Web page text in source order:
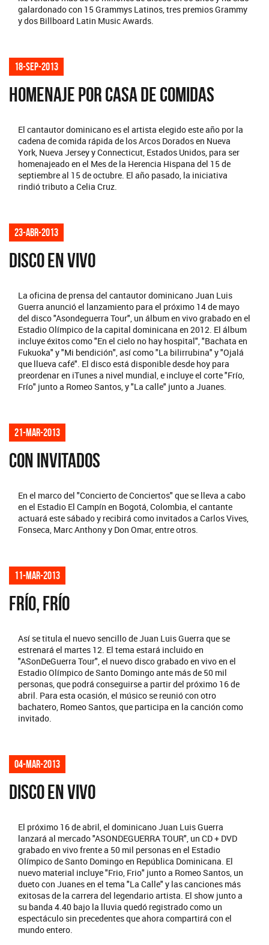
galardonado con 15 Grammys Latinos, tres premios Grammy
y dos Billboard Latin Music Awards.
18-sep-2013
HOMENAJE POR CASA DE COMIDAS
El cantautor dominicano es el artista elegido este año por la
cadena de comida rápida de los Arcos Dorados en Nueva
York, Nueva Jersey y Connecticut, Estados Unidos, para ser
homenajeado en el Mes de la Herencia Hispana del 15 de
septiembre al 15 de octubre. El año pasado, la iniciativa
rindió tributo a Celia Cruz.
23-abr-2013
DISCO EN VIVO
La oficina de prensa del cantautor dominicano Juan Luis
Guerra anunció el lanzamiento para el próximo 14 de mayo
del disco "Asondeguerra Tour", un álbum en vivo grabado en el
Estadio Olímpico de la capital dominicana en 2012. El álbum
incluye éxitos como "En el cielo no hay hospital", "Bachata en
Fukuoka" y "Mi bendición", así como "La bilirrubina" y "Ojalá
que llueva café". El disco está disponible desde hoy para
preordenar en iTunes a nivel mundial, e incluye el corte "Frío,
Frío" junto a Romeo Santos, y "La calle" junto a Juanes.
21-mar-2013
CON INVITADOS
En el marco del "Concierto de Conciertos" que se lleva a cabo
en el Estadio El Campín en Bogotá, Colombia, el cantante
actuará este sábado y recibirá como invitados a Carlos Vives,
Fonseca, Marc Anthony y Don Omar, entre otros.
11-mar-2013
FRÍO, FRÍO
Así se titula el nuevo sencillo de Juan Luis Guerra que se
estrenará el martes 12. El tema estará incluido en
"ASonDeGuerra Tour", el nuevo disco grabado en vivo en el
Estadio Olímpico de Santo Domingo ante más de 50 mil
personas, que podrá conseguirse a partir del próximo 16 de
abril. Para esta ocasión, el músico se reunió con otro
bachatero, Romeo Santos, que participa en la canción como
invitado.
04-mar-2013
DISCO EN VIVO
El próximo 16 de abril, el dominicano Juan Luis Guerra
lanzará al mercado "ASONDEGUERRA TOUR", un CD + DVD
grabado en vivo frente a 50 mil personas en el Estadio
Olímpico de Santo Domingo en República Dominicana. El
nuevo material incluye "Frio, Frio" junto a Romeo Santos, un
dueto con Juanes en el tema "La Calle" y las canciones más
exitosas de la carrera del legendario artista. El show junto a
su banda 4.40 bajo la lluvia quedó registrado como un
espectáculo sin precedentes que ahora compartirá con el
mundo entero.